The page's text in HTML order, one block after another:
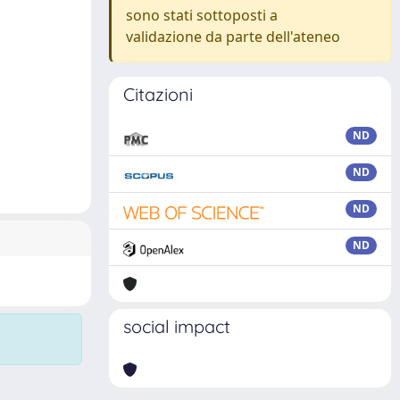
sono stati sottoposti a
validazione da parte dell'ateneo
Citazioni
ND
ND
ND
ND
social impact